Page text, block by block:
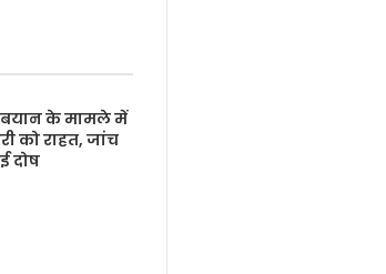
बयान के मामले में
को राहत, जांच
दोष